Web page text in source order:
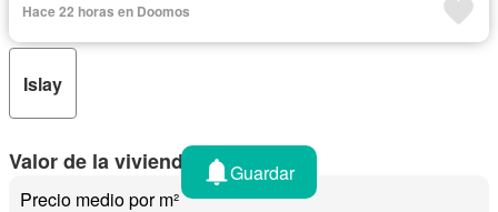
Hace 22 horas en Doomos
Islay
Valor de la vivienda en Islay
Precio medio por m²
Guardar